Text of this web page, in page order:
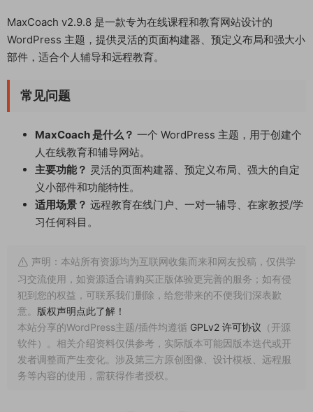
MaxCoach v2.9.8 是一款专为在线课程和教育网站设计的
WordPress 主题，提供灵活的页面构建器、预定义布局和强大小
部件，适合个人辅导和远程教育。
常见问题
MaxCoach 是什么？ 一个 WordPress 主题，用于创建个
人在线教育和辅导网站。
主要功能？ 灵活的页面构建器、预定义布局、强大的自定
义小部件和功能特性。
适用场景？ 远程教育在线门户、一对一辅导、在家教授/学
习任何科目。
声明：本站所有资源均为互联网收集而来和网友投稿，仅供学
习交流使用，如资源适合请购买正版体验更完善的服务；如有侵
犯到您的权益，可联系我们删除，给您带来的不便我们深表歉
意。 版权声明点此了解！
本站分享的WordPress主题/插件均遵循 GPLv2 许可协议 （开源
软件）。相关介绍资料仅供参考，实际版本可能因版本迭代或开
发者调整而产生变化。涉及第三方原创图像、设计模板、远程服
务等内容的使用，需获得作者授权。